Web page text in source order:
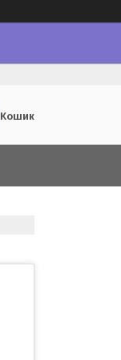
Кошик